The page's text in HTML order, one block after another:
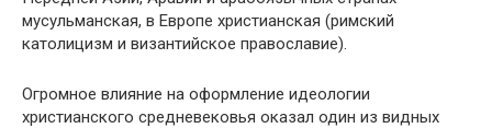
мусульманская, в Европе христианская (римский
католицизм и византийское православие).
Огромное влияние на оформление идеологии
христианского средневековья оказал один из видных